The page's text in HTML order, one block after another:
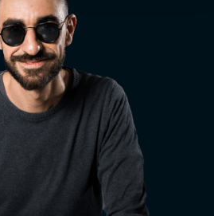
Essaouira 96.6
Safi 92.3
Taza 103.0
Taounate 95.6
Tiznit 103.1
SkhourRhamna 92.2
Taroudant 104.9
Guelmim 91.9
Tan-Tan 95.2
Tafraout 104.9
Casablanca 92.5 Hz
Rabat, Salé 106.9 Hz
Marrakech 90.5 Hz